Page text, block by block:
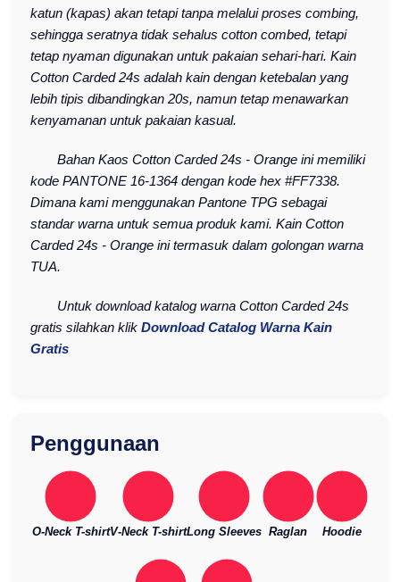
katun (kapas) akan tetapi tanpa melalui proses combing,
sehingga seratnya tidak sehalus cotton combed, tetapi
tetap nyaman digunakan untuk pakaian sehari-hari. Kain
Cotton Carded 24s adalah kain dengan ketebalan yang
lebih tipis dibandingkan 20s, namun tetap menawarkan
kenyamanan untuk pakaian kasual.
Bahan Kaos Cotton Carded 24s - Orange ini memiliki
kode PANTONE 16-1364 dengan kode hex #FF7338.
Dimana kami menggunakan Pantone TPG sebagai
standar warna untuk semua produk kami. Kain Cotton
Carded 24s - Orange ini termasuk dalam golongan warna
TUA.
Untuk download katalog warna Cotton Carded 24s
gratis silahkan klikDownload Catalog Warna Kain
Gratis
Penggunaan
O-Neck T-shirtV-Neck T-shirtLong Sleeves Raglan Hoodie